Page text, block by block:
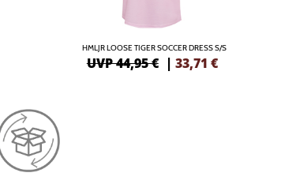
HMLJR LOOSE TIGER SOCCER DRESS S/S
UVP 44,95 € | 33,71 €